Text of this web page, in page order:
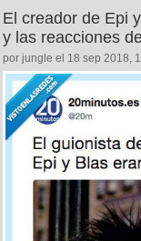
El creador de Epi
y las reacciones
por jungle el 18 sep 2018,